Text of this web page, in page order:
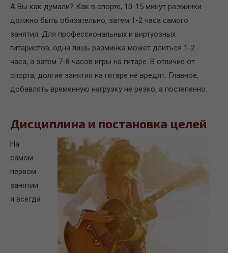
А Вы как думали? Как в спорте, 10-15 минут разминки
должно быть обязательно, затем 1-2 часа самого
занятия. Для профессиональных и виртуозных
гитаристов, одна лишь разминка может длиться 1-2
часа, а затем 7-8 часов игры на гитаре. В отличие от
спорта, долгие занятия на гитаре не вредят. Главное,
добавлять временную нагрузку не резко, а постепенно.
Дисциплина и постановка целей
На
самом
первом
занятии
я всегда